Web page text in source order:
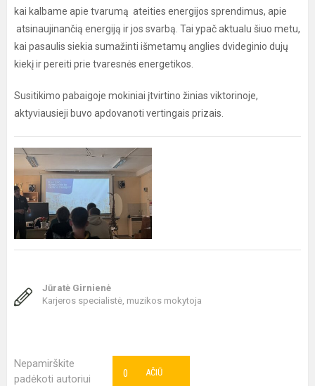
kai kalbame apie tvarumą ateities energijos sprendimus, apie
atsinaujinančią energiją ir jos svarbą. Tai ypač aktualu šiuo metu,
kai pasaulis siekia sumažinti išmetamų anglies dvideginio dujų
kiekį ir pereiti prie tvaresnės energetikos.
Susitikimo pabaigoje mokiniai įtvirtino žinias viktorinoje,
aktyviausieji buvo apdovanoti vertingais prizais.
Jūratė Girnienė
Karjeros specialistė, muzikos mokytoja
Nepamirškite
padėkoti autoriui
AČIŪ
0